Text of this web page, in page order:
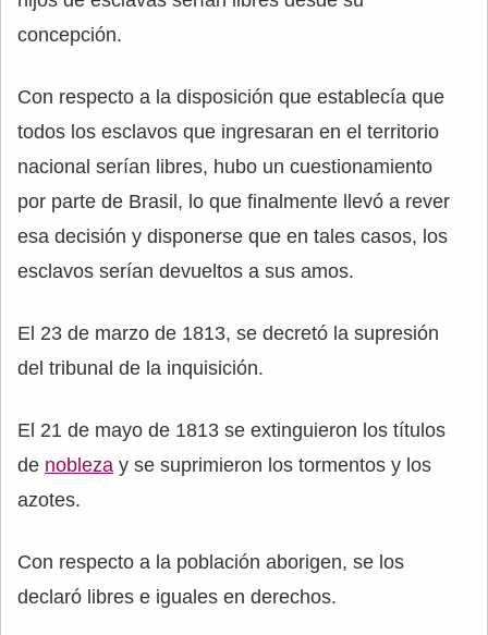
concepción.
Con respecto a la disposición que establecía que
todos los esclavos que ingresaran en el territorio
nacional serían libres, hubo un cuestionamiento
por parte de Brasil, lo que finalmente llevó a rever
esa decisión y disponerse que en tales casos, los
esclavos serían devueltos a sus amos.
El 23 de marzo de 1813, se decretó la supresión
del tribunal de la inquisición.
El 21 de mayo de 1813 se extinguieron los títulos
de nobleza y se suprimieron los tormentos y los
azotes.
Con respecto a la población aborigen, se los
declaró libres e iguales en derechos.